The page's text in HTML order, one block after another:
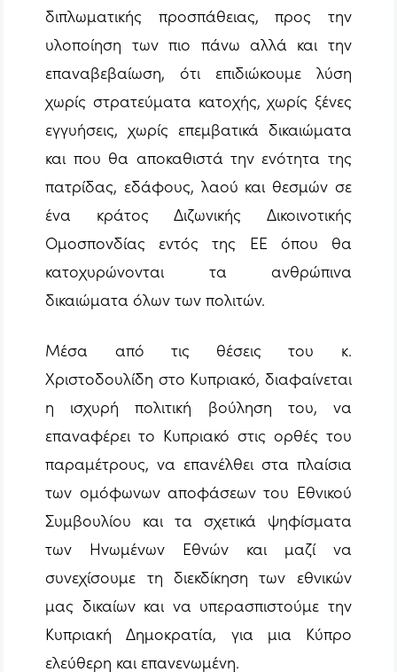
διπλωματικής προσπάθειας, προς την
υλοποίηση των πιο πάνω αλλά και την
επαναβεβαίωση, ότι επιδιώκουμε λύση
χωρίς στρατεύματα κατοχής, χωρίς ξένες
εγγυήσεις, χωρίς επεμβατικά δικαιώματα
και που θα αποκαθιστά την ενότητα της
πατρίδας, εδάφους, λαού και θεσμών σε
ένα κράτος Διζωνικής Δικοινοτικής
Ομοσπονδίας εντός της ΕΕ όπου θα
κατοχυρώνονται τα ανθρώπινα
δικαιώματα όλων των πολιτών.
Μέσα από τις θέσεις του κ.
Χριστοδουλίδη στο Κυπριακό, διαφαίνεται
η ισχυρή πολιτική βούληση του, να
επαναφέρει το Κυπριακό στις ορθές του
παραμέτρους, να επανέλθει στα πλαίσια
των ομόφωνων αποφάσεων του Εθνικού
Συμβουλίου και τα σχετικά ψηφίσματα
των Ηνωμένων Εθνών και μαζί να
συνεχίσουμε τη διεκδίκηση των εθνικών
μας δικαίων και να υπερασπιστούμε την
Κυπριακή Δημοκρατία, για μια Κύπρο
ελεύθερη και επανενωμένη.